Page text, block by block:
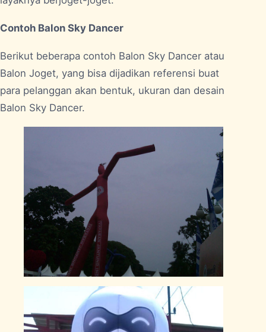
Contoh Balon Sky Dancer
Berikut beberapa contoh Balon Sky Dancer atau
Balon Joget, yang bisa dijadikan referensi buat
para pelanggan akan bentuk, ukuran dan desain
Balon Sky Dancer.